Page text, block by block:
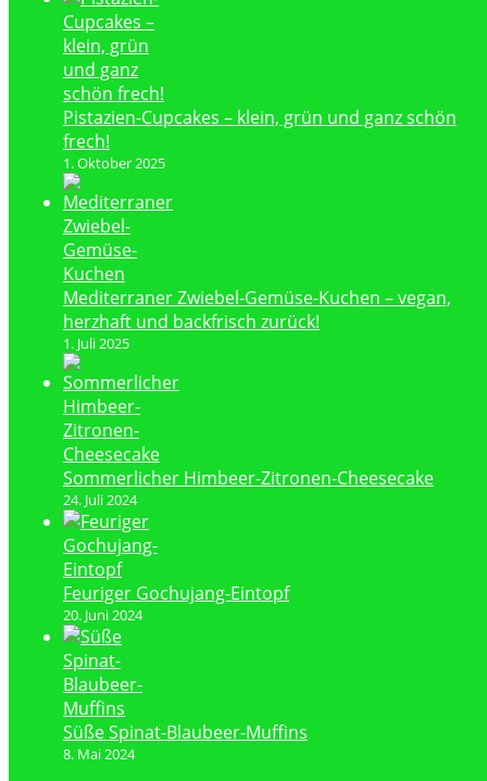
Pistazien-Cupcakes – klein, grün und ganz schön
frech!
1. Oktober 2025
Mediterraner Zwiebel-Gemüse-Kuchen – vegan,
herzhaft und backfrisch zurück!
1. Juli 2025
Sommerlicher Himbeer-Zitronen-Cheesecake
24. Juli 2024
Feuriger Gochujang-Eintopf
20. Juni 2024
Süße Spinat-Blaubeer-Muffins
8. Mai 2024